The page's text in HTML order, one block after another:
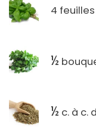
4
½
½ c. à c.